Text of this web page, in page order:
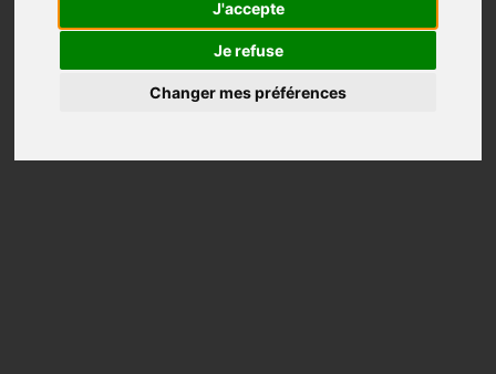
J'accepte
Je refuse
Changer mes préférences
Tuniques